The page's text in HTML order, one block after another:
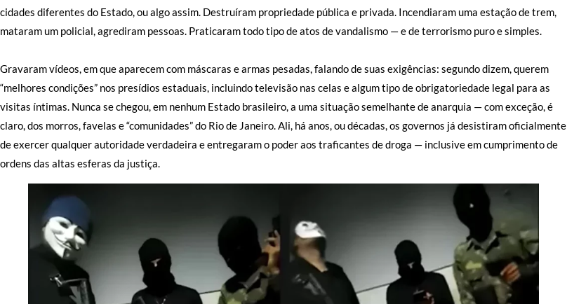
cidades diferentes do Estado, ou algo assim. Destruíram propriedade pública e privada. Incendiaram uma estação de trem,
mataram um policial, agrediram pessoas. Praticaram todo tipo de atos de vandalismo — e de terrorismo puro e simples.
Gravaram vídeos, em que aparecem com máscaras e armas pesadas, falando de suas exigências: segundo dizem, querem
“melhores condições” nos presídios estaduais, incluindo televisão nas celas e algum tipo de obrigatoriedade legal para as
visitas íntimas. Nunca se chegou, em nenhum Estado brasileiro, a uma situação semelhante de anarquia — com exceção, é
claro, dos morros, favelas e “comunidades” do Rio de Janeiro. Ali, há anos, ou décadas, os governos já desistiram oficialmente
de exercer qualquer autoridade verdadeira e entregaram o poder aos traficantes de droga — inclusive em cumprimento de
ordens das altas esferas da justiça.